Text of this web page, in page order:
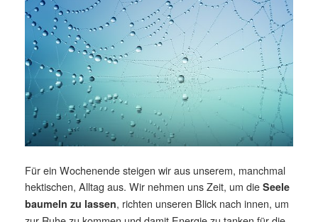
Für ein Wochenende steigen wir aus unserem, manchmal
hektischen, Alltag aus. Wir nehmen uns Zeit, um dieSeele
baumeln zu lassen, richten unseren Blick nach innen, um